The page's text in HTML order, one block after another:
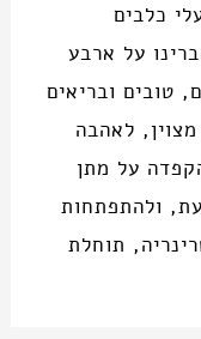
כלבים
על ארבע
טובים ובריאים
לאהבה
על מתן
ולהתפתחות
תוחלת